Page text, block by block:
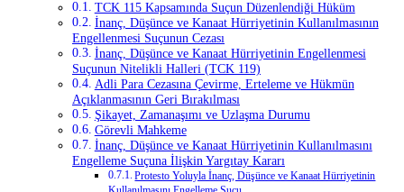
TCK 115 Kapsamında Suçun Düzenlendiği Hüküm
İnanç, Düşünce ve Kanaat Hürriyetinin Kullanılmasının
Engellenmesi Suçunun Cezası
İnanç, Düşünce ve Kanaat Hürriyetinin Engellenmesi
Suçunun Nitelikli Halleri (TCK 119)
Adli Para Cezasına Çevirme, Erteleme ve Hükmün
Açıklanmasının Geri Bırakılması
Şikayet, Zamanaşımı ve Uzlaşma Durumu
Görevli Mahkeme
İnanç, Düşünce ve Kanaat Hürriyetinin Kullanılmasını
Engelleme Suçuna İlişkin Yargıtay Kararı
Protesto Yoluyla İnanç, Düşünce ve Kanaat Hürriyetinin